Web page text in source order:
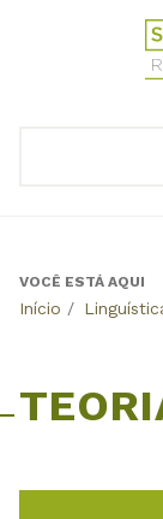
Revista
Back
VOCÊ ESTÁ AQUI
Início /